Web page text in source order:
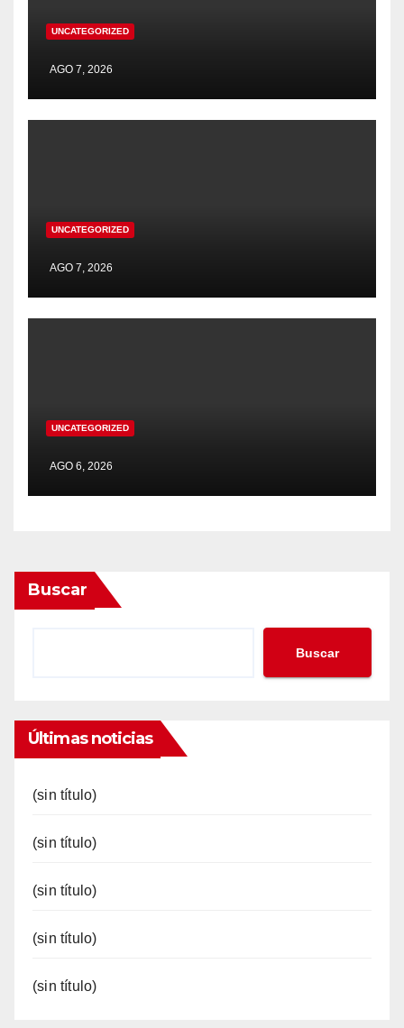
UNCATEGORIZED
AGO 7, 2026
UNCATEGORIZED
AGO 7, 2026
UNCATEGORIZED
AGO 6, 2026
Buscar
Buscar
Últimas noticias
(sin título)
(sin título)
(sin título)
(sin título)
(sin título)